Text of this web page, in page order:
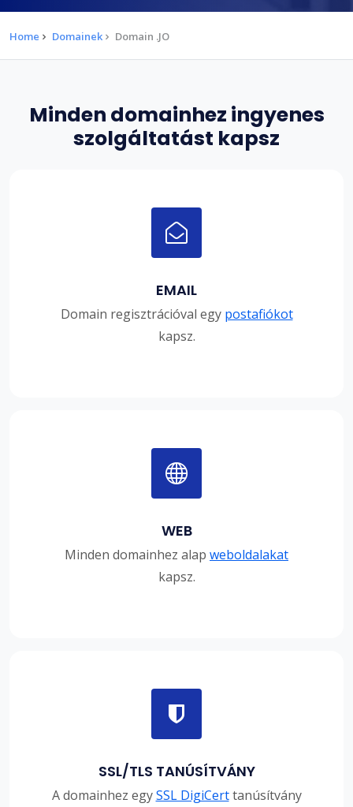
Home Domainek Domain .JO
Minden domainhez ingyenes
szolgáltatást kapsz
EMAIL
Domain regisztrációval egy postafiókot
kapsz.
WEB
Minden domainhez alap weboldalakat
kapsz.
SSL/TLS TANÚSÍTVÁNY
A domainhez egySSL DigiCerttanúsítvány